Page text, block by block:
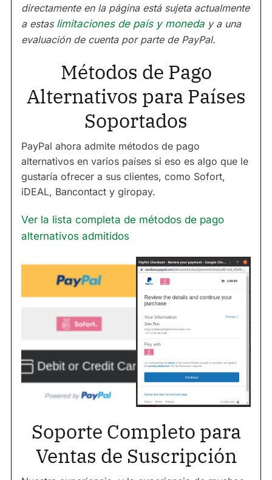
directamente en la página está sujeta actualmente
a estas limitaciones de país y moneda y a una
evaluación de cuenta por parte de PayPal.
Métodos de Pago
Alternativos para Países
Soportados
PayPal ahora admite métodos de pago
alternativos en varios países si eso es algo que le
gustaría ofrecer a sus clientes, como Sofort,
iDEAL, Bancontact y giropay.
Ver la lista completa de métodos de pago
alternativos admitidos
Soporte Completo para
Ventas de Suscripción